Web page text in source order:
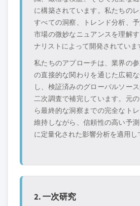
に構築されています。私たちの
すべての洞察、トレンド分析、
市場の微妙なニュアンスを理解
ナリストによって開発されていま
私たちのアプローチは、業界の
の直接的な関わりを通じた広範
し、検証済みのグローバルソー
二次調査で補完しています。元
ら最終的な洞察までの完全なト
維持しながら、信頼性の高い予
に定量化された影響分析を適用し
2. 一次研究